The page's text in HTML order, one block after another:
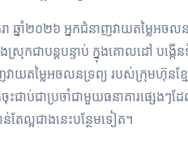
ឆ្នាំ២០២៦ អ្នកជំនាញវាយតម្លៃអចល
ស្រុកជាបន្តបន្ទាប់ ក្នុងគោលដៅ បង្
ាយតម្លៃអចលនទ្រព្យ របស់ក្រុមហ៊ុនខ្ម
ាប់ជាប្រចាំជាមួយធនាគារផ្សេងៗដែ
តែល្អជាងនេះបន្ថែមទៀត។